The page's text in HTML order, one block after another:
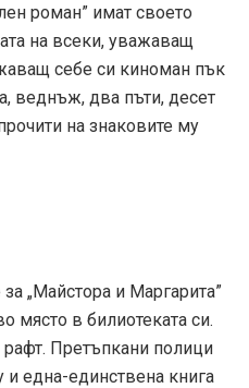
роман” имат своето
на всеки, уважаващ
себе си киноман пък
веднъж, два пъти, десет
на знаковите му
„Майстора и Маргарита”
в билиотеката си.
Претъпкани полици
и една-единствена книга